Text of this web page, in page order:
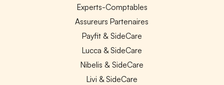
Experts-Comptables
Assureurs Partenaires
Payfit & SideCare
Lucca & SideCare
Nibelis & SideCare
Livi & SideCare